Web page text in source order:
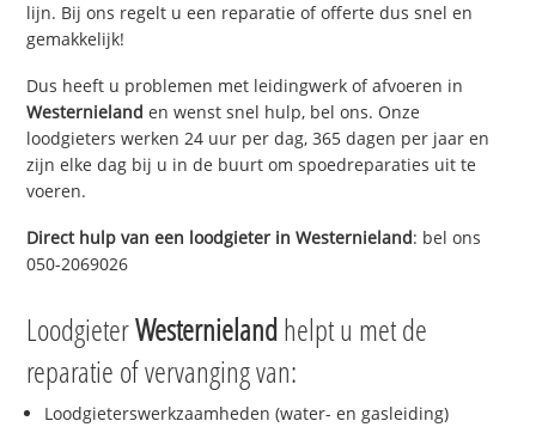
lijn. Bij ons regelt u een reparatie of offerte dus snel en
gemakkelijk!
Dus heeft u problemen met leidingwerk of afvoeren in
Westernieland en wenst snel hulp, bel ons. Onze
loodgieters werken 24 uur per dag, 365 dagen per jaar en
zijn elke dag bij u in de buurt om spoedreparaties uit te
voeren.
Direct hulp van een loodgieter inWesternieland: bel ons
050-2069026
LoodgieterWesternielandhelpt u met de
reparatie of vervanging van:
Loodgieterswerkzaamheden (water- en gasleiding)